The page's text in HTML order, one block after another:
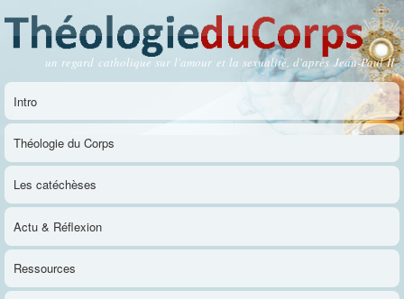
contenu
principal
Théologie du Corps
un regard catholique sur l'amour et la sexualité, d'après Jean-Paul II
Menu principal
Intro
Théologie du Corps
Les catéchèses
Actu & Réflexion
Ressources